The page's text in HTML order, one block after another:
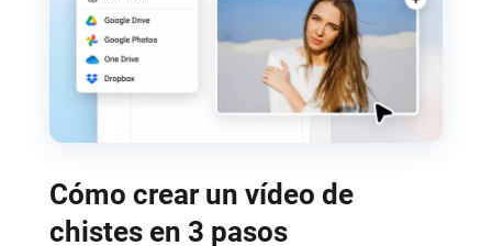
Cómo crear un vídeo de
chistes en 3 pasos